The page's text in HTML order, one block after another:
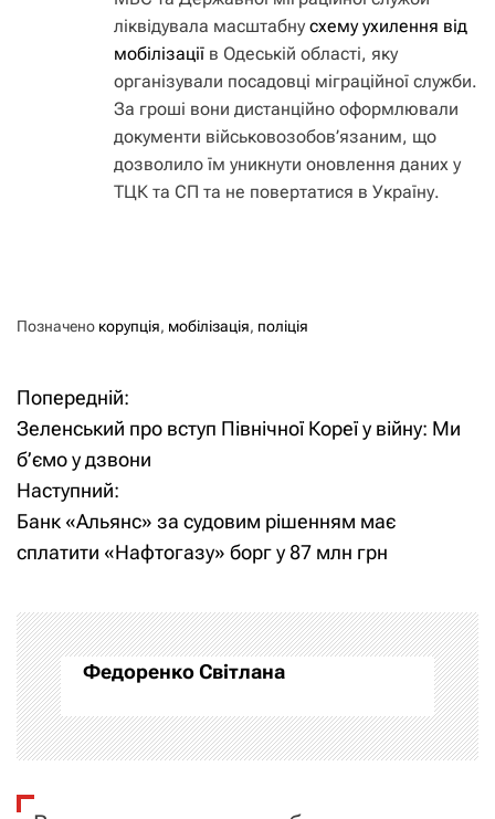
ліквідувала масштабну схему ухилення від
мобілізації в Одеській області, яку
організували посадовці міграційної служби.
За гроші вони дистанційно оформлювали
документи військовозобов’язаним, що
дозволило їм уникнути оновлення даних у
ТЦК та СП та не повертатися в Україну.
Позначено корупція, мобілізація, поліція
Н
а
в
і
а
ц
і
Попередній:
Зеленський про вступ Північної Кореї у війну: Ми
б’ємо у дзвони
Наступний:
Банк «Альянс» за судовим рішенням має
сплатити «Нафтогазу» борг у 87 млн грн
Федоренко Світлана